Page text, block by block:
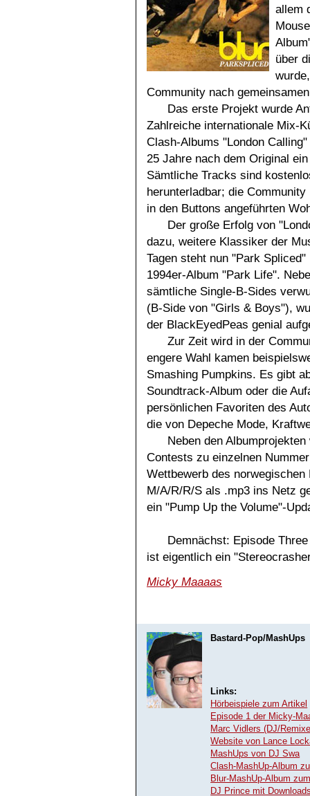
allem
über
Community nach
Das erste Projekt wurde
Zahlreiche internationale Mix-
Clash-Albums "London
25 Jahre nach dem Original
Sämtliche Tracks sind
herunterladbar; die
in den Buttons angeführten
Der große Erfolg von
dazu, weitere Klassiker der
Tagen steht nun "Park
1994er-Album "Park Life".
sämtliche Single-B-Sides
(B-Side von "Girls & Boys"),
der BlackEyedPeas genial
Zur Zeit wird in der
engere Wahl kamen
Smashing Pumpkins. Es gibt
Soundtrack-Album oder die
persönlichen Favoriten des
die von Depeche Mode,
Neben den
Contests zu einzelnen
Wettbewerb des
M/A/R/R/S als .mp3 ins Netz
ein "Pump Up the Volume"-
Demnächst: Episode
ist eigentlich ein
Micky Maaaas
Bastard-Pop/MashUps
Links:
Hörbeispiele zum Artikel
Episode 1 der Micky-
Marc Vidlers (DJ/
Website von Lance
MashUps von DJ Swa
Clash-MashUp-Album
Blur-MashUp-Album
DJ Prince mit